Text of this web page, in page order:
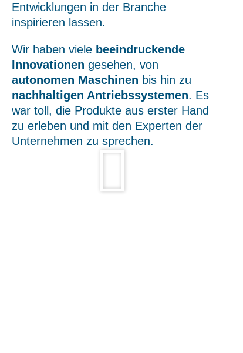
Entwicklungen in der Branche
inspirieren lassen.
Wir haben viele beeindruckende
Innovationen gesehen, von
autonomen Maschinen bis hin zu
nachhaltigen Antriebssystemen. Es
war toll, die Produkte aus erster Hand
zu erleben und mit den Experten der
Unternehmen zu sprechen.